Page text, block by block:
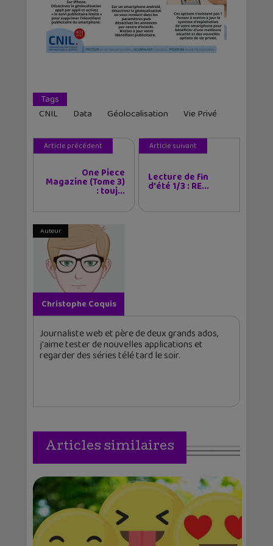
Tags
CNIL
Data Géolocalisation Vie Privé
Article précédent
One Piece
Magazine (Tome 3)
: touj...
Article suivant
Lecture de fin
d'été 1/3 : RE...
Auteur
Christophe Coquis
Journaliste web et père de deux grands ados,
j'aime tester de nouvelles applications et
regarder des séries télé tard le soir.
Articles similaires